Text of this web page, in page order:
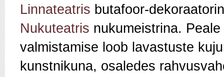
Linnateatris butafoor-
Nukuteatris nukumeistrina.
valmistamise loob lavastuste
kunstnikuna, osaledes